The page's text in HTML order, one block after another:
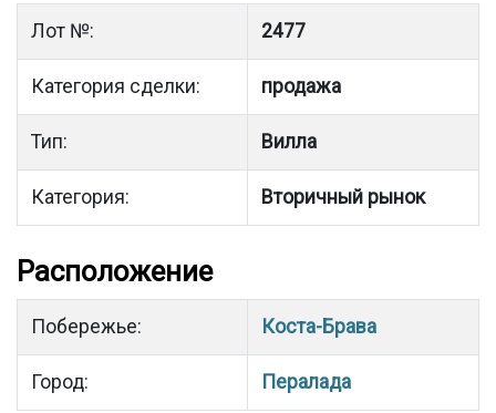
Лот №: 2477
Категория сделки: продажа
Тип: Вилла
Категория: Вторичный рынок
Расположение
Побережье: Коста-Брава
Город: Пералада